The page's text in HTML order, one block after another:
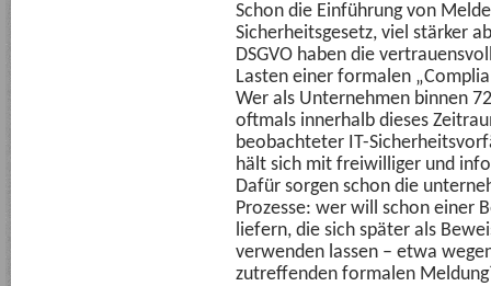
Schon die Einführung von
Sicherheitsgesetz, viel stärker
DSGVO haben die
Lasten einer formalen
Wer als Unternehmen binnen
oftmals innerhalb dieses
beobachteter IT-
hält sich mit freiwilliger und
Dafür sorgen schon die
Prozesse: wer will schon einer
liefern, die sich später als
verwenden lassen – etwa
zutreffenden formalen